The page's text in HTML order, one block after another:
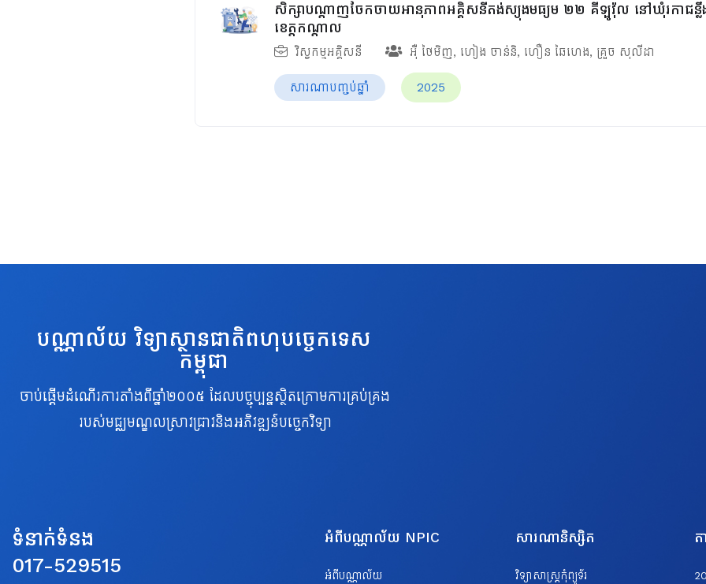
សិក្សាបណ្តាញចែកចាយអានុភាពអគ្គិសនីតង់ស្យុងមធ្យម ២២ គីឡូវ៉ុល នៅឃុំរកាជន្
ខេត្តកណ្ដាល
វិស្វកម្មអគ្គិសនី អ៊ឺ ថៃមិញ, ហៀង ចាន់និ, ហឿន ឆៃហេង, គ្រួច សុលីដា
សារណាបញ្ចប់ឆ្នាំ 2025
បណ្ណាល័យ វិទ្យាស្ថានជាតិពហុបច្ចេកទេស
កម្ពុជា
ចាប់ផ្តើមដំណើរការតាំងពីឆ្នាំ២០០៥ ដែលបច្ចុប្បន្នស្ថិតក្រោមការគ្រប់គ្រង
របស់មជ្ឈមណ្ឌលស្រាវជ្រាវនិងអភិវឌ្ឍន៍បច្ចេកវិទ្យា
ទំនាក់ទំនង
017-529515
អំពីបណ្ណាល័យ NPIC
អំពីបណ្ណាល័យ
សារណានិស្សិត
វិទ្យាសាស្ត្រកុំព្យូទ័រ
ត